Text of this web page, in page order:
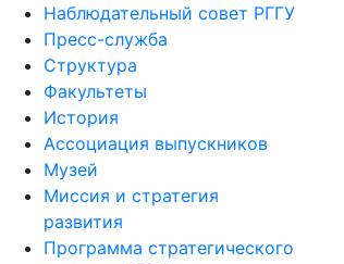
Наблюдательный совет РГГУ
Пресс-служба
Структура
Факультеты
История
Ассоциация выпускников
Музей
Миссия и стратегия
развития
Программа стратегического